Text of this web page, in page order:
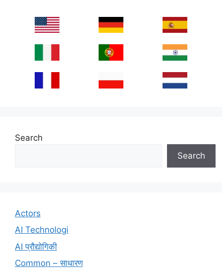
Search
Search
Actors
AI Technologi
AI प्रौद्योगिकी
Common – साधारण